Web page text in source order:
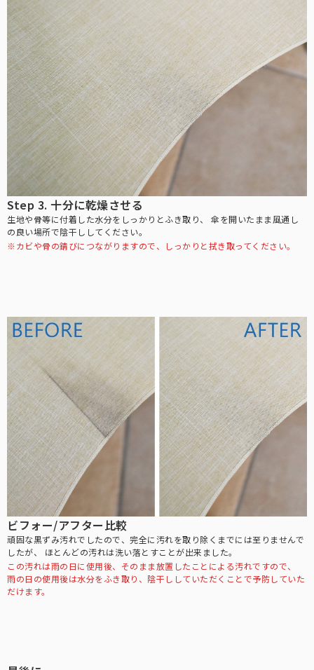
傘袋
折りたたみ日傘用の傘袋です。
折り畳み日傘：サイズ解説
折り畳み日傘のサイズ比較や機能の違いについて解説します。
キッズ用日傘
ステッキ日傘
中棒がステッキとして分離する、杖と日傘の2way仕様。
秋冬帽子
秋冬も降り注ぐ紫外線対策に。上質なウール素材を使用。
日差しや紫外線の悪影響を受けやすいお子様に。
ハットクリップ
全てのアームカバー/手袋
こちらから全てのアームカバー/手袋をご覧頂けます。
シューズ
日焼け止めを塗り忘れがちな足の甲までカバーするパンプス。
全てのUVカットウェア
こちらから全てのUVカットウェアをご覧頂けます。
全てのサングラス
こちらから全てのメラニンサングラスをご覧頂けます。
非表示
Step 3. 十分に乾燥させる
生地や骨等に付着した水分をしっかりとふき取り、
傘を開いたまま風通し
の良い場所で陰干ししてください。
※カビや骨の錆びにつながりますので、しっかりと拭き取ってください。
ビフォー/アフター比較
頑固な黒ずみ汚れでしたので、完全に汚れを取り除くまでには至りませんで
したが、
ほとんどの汚れは洗い落とすことが出来ました。
この汚れは雨の日に使用後、そのまま放置したことによる汚れですので、
雨の日の使用後は水分をふき取り、陰干ししていただくことで予防していた
だけます。